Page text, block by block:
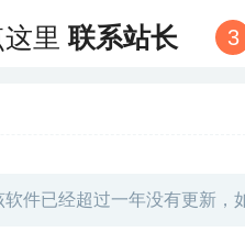
这里联系站长
软件已经超过一年没有更新，